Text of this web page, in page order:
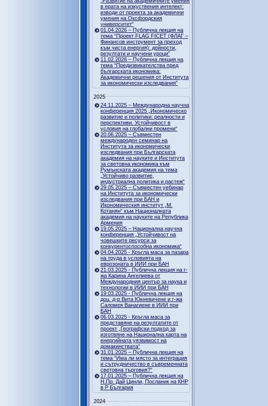
в ерата на изкуствения интелект:
изводи от проекта за академични
умения на Оксфордския
университет“
01.04.2026 – Публична лекция на
тема “Проект FLAG FICET (ФЛАГ –
Финансов инструмент за преход
към чиста енергия): дейности,
резултати и научени уроци”
11.02.2026 – Публична лекция на
тема “Предизвикателства пред
българската икономика:
Академични решения от Института
за икономически изследвания”
2025
24.11.2025 – Международна научна
конференция 2025 „Икономическо
развитие и политики: реалности и
перспективи. Устойчивост в
условия на глобални промени“
20.06.2025 – Съвместен
международен семинар на
Института за икономически
изследвания при Българската
академия на науките и Института
за световна икономика към
Румънската академия на тема
„Устойчиво развитие,
индустриална политика и растеж“
29.05.2025 – Съвместен уебинар
на Института за икономически
изследвания при БАН и
Икономическия институт „М.
Котанян“ към Националната
академия на науките на Република
Армения
19.05.2025 – Национална научна
конференция „Устойчивост на
човешките ресурси за
конкурентоспособна икономика“
04.04.2025 - Кръгла маса за пазара
на труда в условията на
еврозоната в ИИИ при БАН
21.03.2025 - Публична лекция на г-
жа Карина Ангелиева от
Международния център за наука и
технологии в ИИИ при БАН
19.03.2025 - Публична лекция на
доц. д-р Вита Юкневичене и г-жа
Саломея Ванагиене в ИИИ при
БАН
06.03.2025 - Кръгла маса за
представяне на резултатите от
проект „Географски подход за
изготвяне на Национална карта на
енергийната уязвимост на
домакинствата“
31.01.2025 – Публична лекция на
тема “Има ли място за интеграция
и сътрудничество в съвременната
световна търговия?”
17.01.2025 – Публична лекция на
Н.Пр. Дай Цинли, Посланик на КНР
в Р България
2024